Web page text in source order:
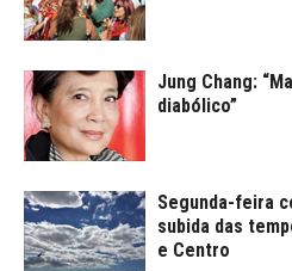
Jung Chang:
diabólico”
Segunda-feira
subida das
e Centro